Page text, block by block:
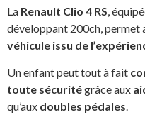
La Renault Clio 4 RS,
développant 200ch, permet
véhicule issu de
Un enfant peut tout à fait
toute sécuritégrâce aux
qu’aux doubles pédales.